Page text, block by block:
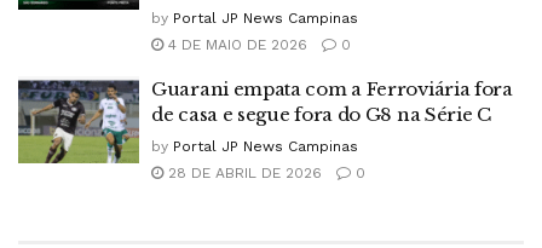
by Portal JP News Campinas
4 DE MAIO DE 2026
0
Guarani empata com a Ferroviária fora
de casa e segue fora do G8 na Série C
by Portal JP News Campinas
28 DE ABRIL DE 2026
0